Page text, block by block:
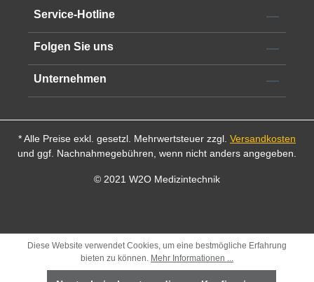
Service-Hotline
Folgen Sie uns
Unternehmen
* Alle Preise exkl. gesetzl. Mehrwertsteuer zzgl. Versandkosten
und ggf. Nachnahmegebühren, wenn nicht anders angegeben.
© 2021 W2O Medizintechnik
Diese Website verwendet Cookies, um eine bestmögliche Erfahrung
bieten zu können. Mehr Informationen ...